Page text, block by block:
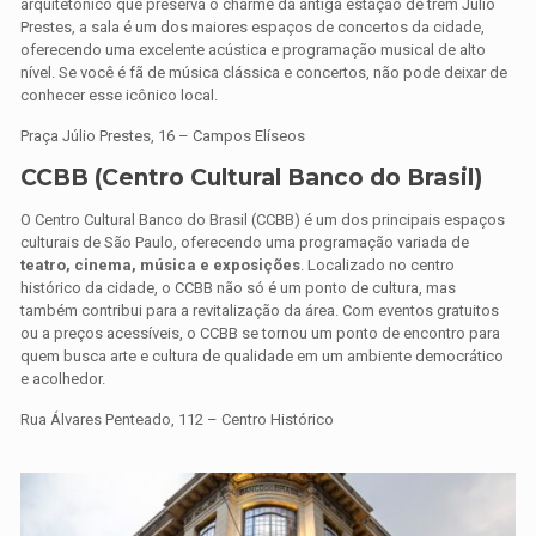
arquitetônico que preserva o charme da antiga estação de trem Júlio
Prestes, a sala é um dos maiores espaços de concertos da cidade,
oferecendo uma excelente acústica e programação musical de alto
nível. Se você é fã de música clássica e concertos, não pode deixar de
conhecer esse icônico local.
Praça Júlio Prestes, 16 – Campos Elíseos
CCBB (Centro Cultural Banco do Brasil)
O Centro Cultural Banco do Brasil (CCBB) é um dos principais espaços
culturais de São Paulo, oferecendo uma programação variada de
teatro, cinema, música e exposições . Localizado no centro
histórico da cidade, o CCBB não só é um ponto de cultura, mas
também contribui para a revitalização da área. Com eventos gratuitos
ou a preços acessíveis, o CCBB se tornou um ponto de encontro para
quem busca arte e cultura de qualidade em um ambiente democrático
e acolhedor.
Rua Álvares Penteado, 112 – Centro Histórico